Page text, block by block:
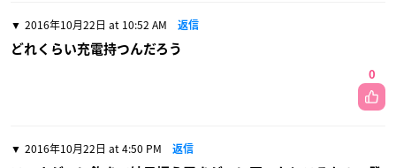
2016年10月22日 at 10:52 AM 返信
どれくらい充電持つんだろう
0
2016年10月22日 at 4:50 PM 返信